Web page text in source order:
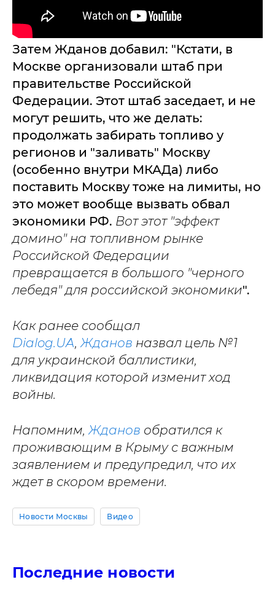
Затем Жданов добавил: "Кстати, в
Москве организовали штаб при
правительстве Российской
Федерации. Этот штаб заседает, и не
могут решить, что же делать:
продолжать забирать топливо у
регионов и "заливать" Москву
(особенно внутри МКАДа) либо
поставить Москву тоже на лимиты, но
это может вообще вызвать обвал
экономики РФ. Вот этот "эффект
домино" на топливном рынке
Российской Федерации
превращается в большого "черного
лебедя" для российской экономики".
Как ранее сообщал
Dialog.UA,Жданов назвал цель №1
для украинской баллистики,
ликвидация которой изменит ход
войны.
Напомним,Жданов обратился к
проживающим в Крыму с важным
заявлением и предупредил, что их
ждет в скором времени.
Новости Москвы Видео
Последние новости